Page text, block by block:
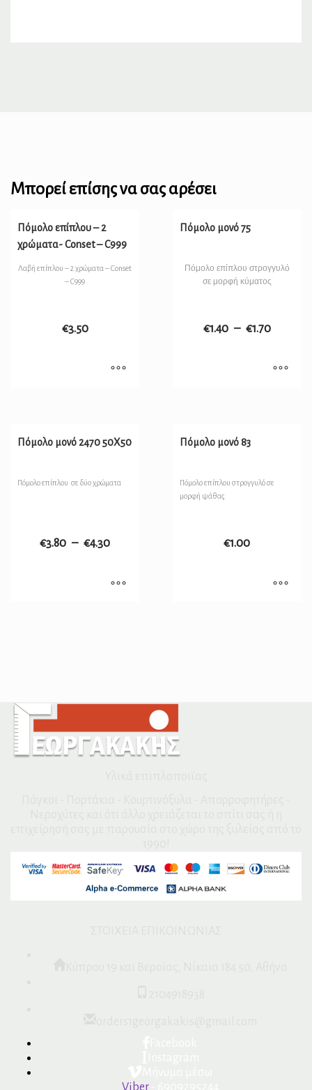
Μπορεί επίσης να σας αρέσει
Πόμολο επίπλου – 2
χρώματα- Conset – C999
Λαβή επίπλου – 2 χρώματα – Conset
– C999
€3.50
Πόμολο μονό 75
Πόμολο επίπλου στρογγυλό
σε μορφή κύματος
€1.40 – €1.70
Πόμολο μονό 2470 50Χ50
Πόμολο επίπλου σε δύο χρώματα
€3.80 – €4.30
Πόμολο μονό 83
Πόμολο επίπλου στρογγυλό σε
μορφή ψάθας
€1.00
Viber- 6909295244